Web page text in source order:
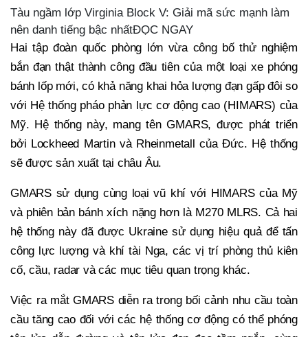
Tàu ngầm lớp Virginia Block V: Giải mã sức mạnh làm
nên danh tiếng bậc nhấtĐỌC NGAY
Hai tập đoàn quốc phòng lớn vừa công bố thử nghiệm
bắn đạn thật thành công đầu tiên của một loại xe phóng
bánh lốp mới, có khả năng khai hỏa lượng đạn gấp đôi so
với Hệ thống pháo phản lực cơ động cao (HIMARS) của
Mỹ. Hệ thống này, mang tên GMARS, được phát triển
bởi Lockheed Martin và Rheinmetall của Đức. Hệ thống
sẽ được sản xuất tại châu Âu.
GMARS sử dụng cùng loại vũ khí với HIMARS của Mỹ
và phiên bản bánh xích nặng hơn là M270 MLRS. Cả hai
hệ thống này đã được Ukraine sử dụng hiệu quả để tấn
công lực lượng và khí tài Nga, các vị trí phòng thủ kiên
cố, cầu, radar và các mục tiêu quan trọng khác.
Việc ra mắt GMARS diễn ra trong bối cảnh nhu cầu toàn
cầu tăng cao đối với các hệ thống cơ động có thể phóng